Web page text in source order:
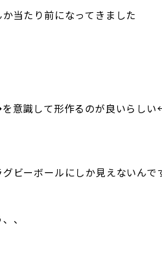
当たり前になってきました
意識して形作るのが良いらし
ビーボールにしか見えないんで
、